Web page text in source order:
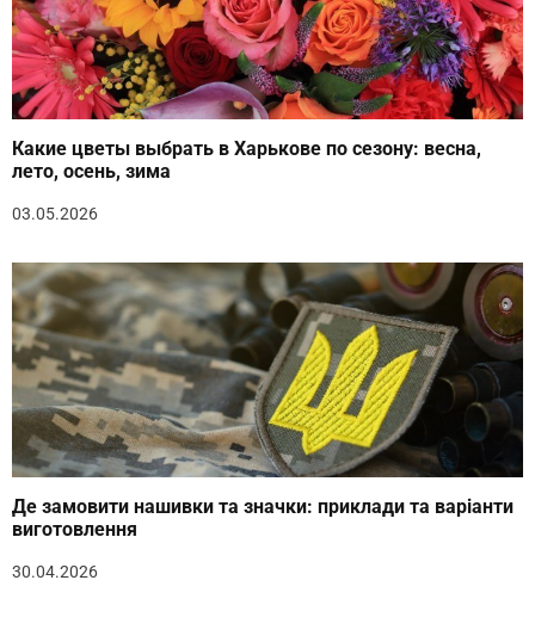
Какие цветы выбрать в Харькове по сезону: весна,
лето, осень, зима
03.05.2026
Де замовити нашивки та значки: приклади та варіанти
виготовлення
30.04.2026